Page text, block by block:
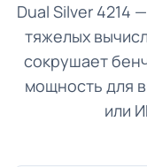
Dual Silver 4214
тяжелых
сокрушает
мощность для
или